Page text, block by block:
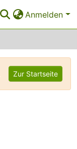
Anmelden
Zur Startseite